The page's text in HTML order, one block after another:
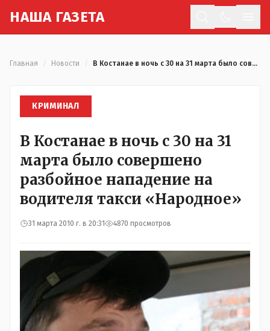
НАША ГАЗЕТА
Главная Новости В Костанае в ночь с 30 на 31 марта было совершено разбойное нападение на водителя такси «Народное»
КРИМИНАЛ
В Костанае в ночь с 30 на 31
марта было совершено
разбойное нападение на
водителя такси «Народное»
31 марта 2010 г. в 20:31 4870 просмотров